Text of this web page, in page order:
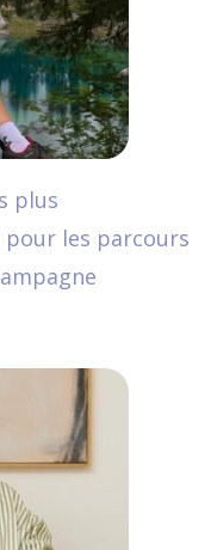
plus
les parcours